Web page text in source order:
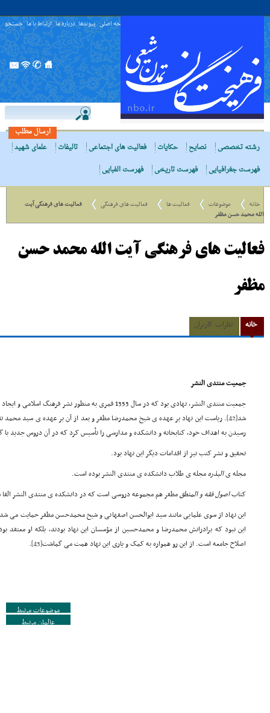
صفحه اصلی پیوندها درباره ما ارتباط با ما جستجو
ارسال مطلب
رشته تخصصی
نصایح حکایات فعالیت های اجتماعی تالیفات
علمای شهید
فهرست جغرافیایی
فهرست تاریخی فهرست الفبایی
خانه موضوعات فعالیت ها فعالیت های فرهنگی
فعالیت های فرهنگی آیت
الله محمد حسن مظفر
فعالیت های فرهنگی آیت الله محمد حسن
مظفر
خانه نظرات کاربران
جمعیت منتدی النشر
جمعیت منتدی النشر، نهادی بود که در سال 1353 قمری به
شد[42]
. ریاست این نهاد بر عهده ی شیخ محمدرضا مظفر و بعد از آن بر عهده ی سید محمد
رسیدن به اهداف خود، کتابخانه و دانشکده و مدارسی را تأسیس کرد که در آن دروس جدید
تحقیق و نشر کتب نیز از اقدامات دیگر این نهاد بود.
مجله یالبذره مجله ی طلاب دانشکده ی منتدی النشر بوده است.
کتاباصول فقه و المنطقمظفر هم مجموعه دروسی است که در دانشکده ی منتدی النشر
این نهاد از سوی علمایی مانند سید ابوالحسن اصفهانی و شیخ محمدحسن مظفر حمایت
این نبود که برادرانش محمدرضا و محمدحسین از مؤسسان این نهاد بودند، بلکه او معتقد
اصلاح جامعه است. از این رو همواره به کمک و یاری این نهاد همت می گماشت[43]
.
موضوعات مرتبط
عالمان مرتبط